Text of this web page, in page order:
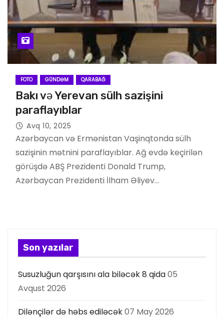
FOTO GÜNDƏM QARABAĞ
Bakı və Yerevan sülh sazişini
paraflayıblar
Avq 10, 2025
Azərbaycan və Ermənistan Vaşinqtonda sülh
sazişinin mətnini paraflayıblar. Ağ evdə keçirilən
görüşdə ABŞ Prezidenti Donald Trump,
Azərbaycan Prezidenti İlham Əliyev…
Son yazılar
Susuzluğun qarşısını ala biləcək 8 qida05
Avqust 2026
Dilənçilər də həbs ediləcək07 May 2026